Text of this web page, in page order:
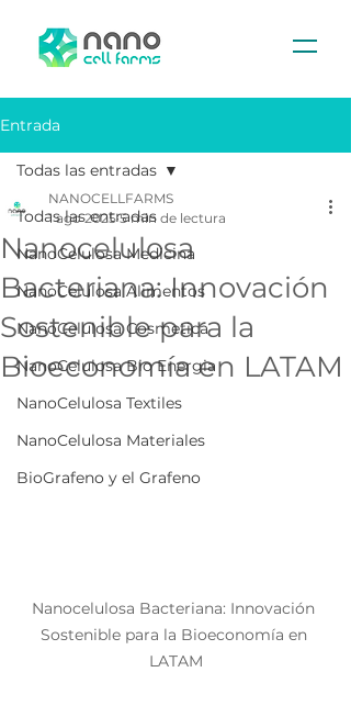
Entrada
Todas las entradas
NanoCelulosa Medicina
NanoCelulosa Alimentos
NanoCelulosa Cosmetica
NanoCelulosa Bio Energia
NanoCelulosa Textiles
NanoCelulosa Materiales
BioGrafeno y el Grafeno
Todas las entradas
Nanocelulosa
Bacteriana: Innovación
Sostenible para la
Bioeconomía en LATAM
NANOCELLFARMS
1 ago 2025 5 min de lectura
Nanocelulosa Bacteriana: Innovación
Sostenible para la Bioeconomía en
LATAM